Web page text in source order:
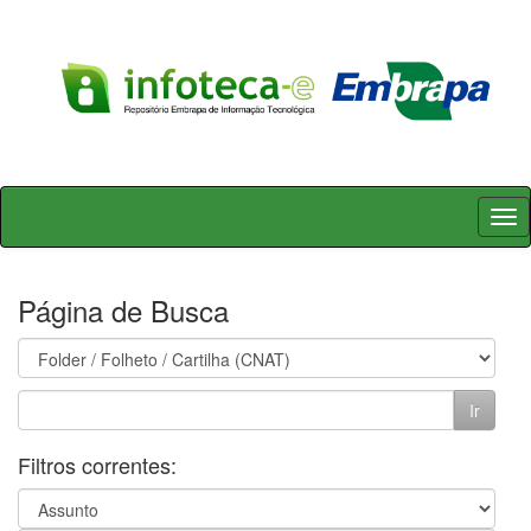
Skip
Página de Busca
Filtros correntes: